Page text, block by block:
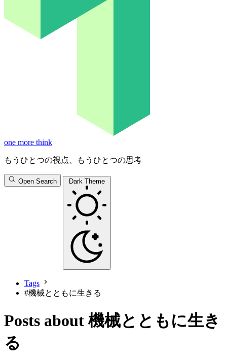
one more think
もうひとつの視点、もうひとつの思考
Open Search Dark Theme
Tags
#機械とともに生きる
Posts about 機械とともに生き
る